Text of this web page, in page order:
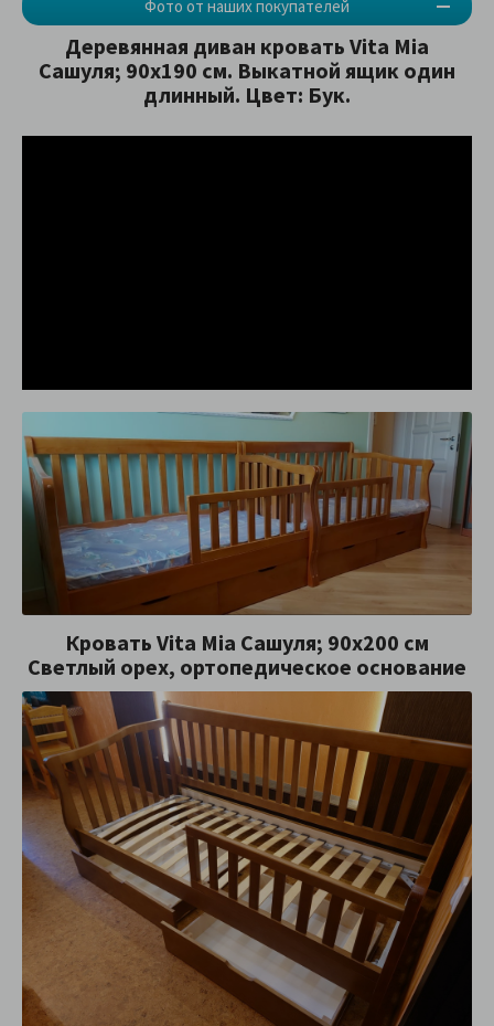
Фото от наших покупателей
Деревянная диван кровать Vita Mia
Сашуля; 90x190 см. Выкатной ящик один
длинный. Цвет: Бук.
Кровать Vita Mia Сашуля; 90x200 см
Светлый орех, ортопедическое основание